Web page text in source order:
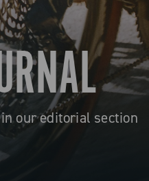
our editorial section